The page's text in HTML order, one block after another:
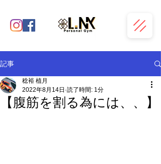
記事
【腹筋を割る為には、、】
稔裕 植月
2022年8月14日 読了時間: 1分